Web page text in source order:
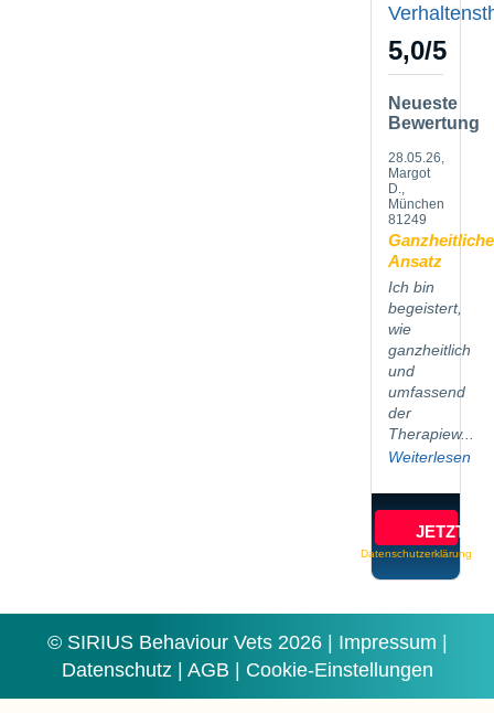
5,0/5
Neueste
Bewertung
28.05.26,
Margot
D.,
München
81249
Ansatz
Ich bin
begeistert,
wie
ganzheitlich
und
umfassend
der
Therapiew...
Weiterlesen
JETZT
Datenschutzerklärung
© SIRIUS Behaviour Vets 2026 | Impressum |
Datenschutz | AGB | Cookie-Einstellungen